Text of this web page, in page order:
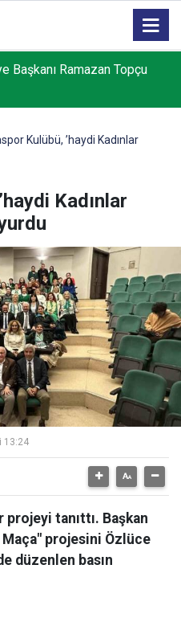
davetsiz misafirleri ile
kovalamaca
Kulübü, ’haydi Kadınlar
Kadınlar
13:24
tanıttı. Başkan
Maça" projesini Özlüce
düzenlen basın